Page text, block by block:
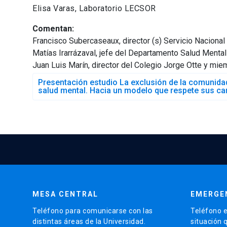
Elisa Varas, Laboratorio LECSOR
Comentan:
Francisco Subercaseaux, director (s) Servicio
Matías Irarrázaval, jefe del Departamento Salud
Juan Luis Marín, director del Colegio Jorge Otte y
Presentación estudio La exclusión de la
salud mental. Hacia un modelo que respete sus
MESA CENTRAL
Teléfono para comunicarse con las
distintas áreas de la Universidad.
Teléfono
situación